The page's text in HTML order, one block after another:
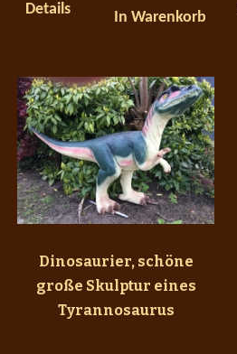
Details
In Warenkorb
Dinosaurier, schöne
große Skulptur eines
Tyrannosaurus